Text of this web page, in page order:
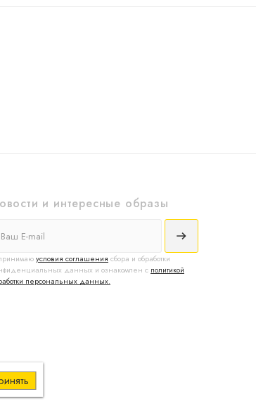
и интересные образы
условия соглашения сбора и обработки
данных и ознакомлен с политикой
персональных данных.